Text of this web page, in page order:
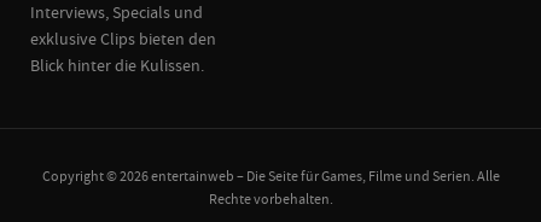
Interviews, Specials und
exklusive Clips bieten den
Blick hinter die Kulissen.
Copyright © 2026 entertainweb – Die Seite für Games, Filme und Serien. Alle
Rechte vorbehalten.